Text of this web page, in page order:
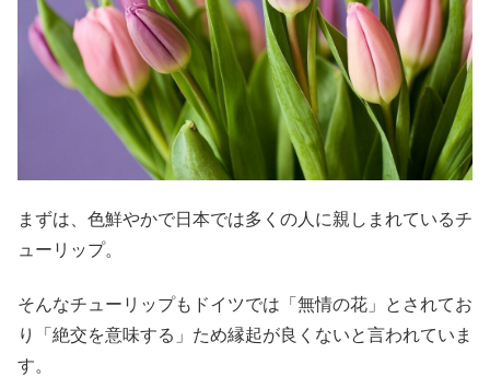
まずは、色鮮やかで日本では多くの人に親しまれているチ
ューリップ。
そんなチューリップもドイツでは「無情の花」とされてお
り「絶交を意味する」ため縁起が良くないと言われていま
す。